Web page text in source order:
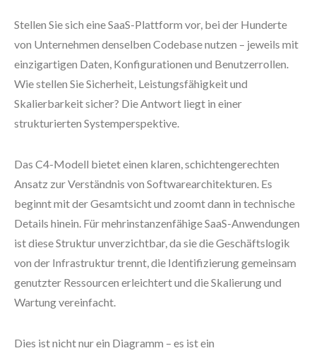
Stellen Sie sich eine SaaS-Plattform vor, bei der Hunderte
von Unternehmen denselben Codebase nutzen – jeweils mit
einzigartigen Daten, Konfigurationen und Benutzerrollen.
Wie stellen Sie Sicherheit, Leistungsfähigkeit und
Skalierbarkeit sicher? Die Antwort liegt in einer
strukturierten Systemperspektive.
Das C4-Modell bietet einen klaren, schichtengerechten
Ansatz zur Verständnis von Softwarearchitekturen. Es
beginnt mit der Gesamtsicht und zoomt dann in technische
Details hinein. Für mehrinstanzenfähige SaaS-Anwendungen
ist diese Struktur unverzichtbar, da sie die Geschäftslogik
von der Infrastruktur trennt, die Identifizierung gemeinsam
genutzter Ressourcen erleichtert und die Skalierung und
Wartung vereinfacht.
Dies ist nicht nur ein Diagramm – es ist ein